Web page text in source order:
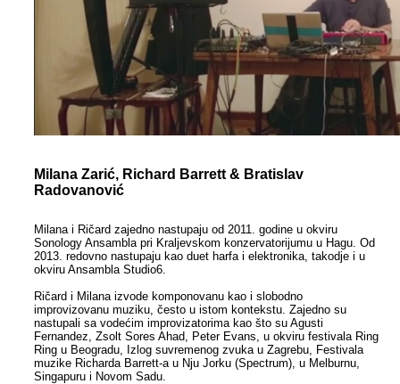
Milana Zarić, Richard Barrett & Bratislav
Radovanović
Milana i Ričard zajedno nastupaju od 2011. godine u okviru
Sonology Ansambla pri Kraljevskom konzervatorijumu u Hagu. Od
2013. redovno nastupaju kao duet harfa i elektronika, takodje i u
okviru Ansambla Studio6.
Ričard i Milana izvode komponovanu kao i slobodno
improvizovanu muziku, često u istom kontekstu. Zajedno su
nastupali sa vodećim improvizatorima kao što su Agusti
Fernandez, Zsolt Sores Ahad, Peter Evans, u okviru festivala Ring
Ring u Beogradu, Izlog suvremenog zvuka u Zagrebu, Festivala
muzike Richarda Barrett-a u Nju Jorku (Spectrum), u Melburnu,
Singapuru i Novom Sadu.